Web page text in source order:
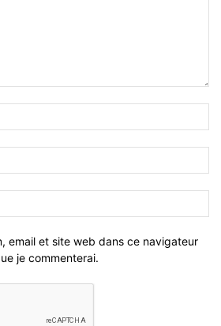
email et site web dans ce navigateur
je commenterai.